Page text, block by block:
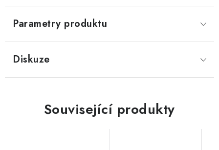
Parametry produktu
Diskuze
Související produkty